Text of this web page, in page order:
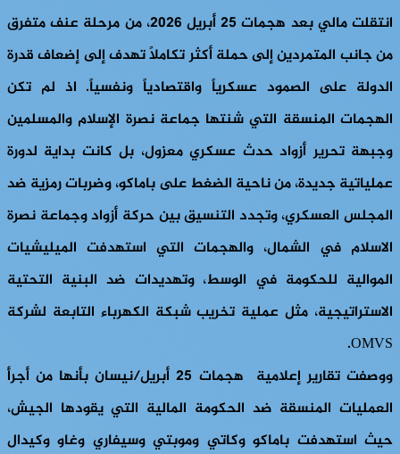
انتقلت مالي بعد هجمات 25 أبريل 2026، من مرحلة عنف متفرق
من جانب المتمردين إلى حملة أكثر تكاملاً تهدف إلى إضعاف قدرة
الدولة على الصمود عسكرياً واقتصادياً ونفسياً. اذ لم تكن
الهجمات المنسقة التي شنتها جماعة نصرة الإسلام والمسلمين
وجبهة تحرير أزواد حدث عسكري معزول، بل كانت بداية لدورة
عملياتية جديدة، من ناحية الضغط على باماكو، وضربات رمزية ضد
المجلس العسكري، وتجدد التنسيق بين حركة أزواد وجماعة نصرة
الاسلام في الشمال، والهجمات التي استهدفت الميليشيات
الموالية للحكومة في الوسط، وتهديدات ضد البنية التحتية
الاستراتيجية، مثل عملية تخريب شبكة الكهرباء التابعة لشركة
OMVS.
ووصفت تقارير إعلامية هجمات 25 أبريل/نيسان بأنها من أجرأ
العمليات المنسقة ضد الحكومة المالية التي يقودها الجيش،
حيث استهدفت باماكو وكاتي وموبتي وسيفاري وغاو وكيدال